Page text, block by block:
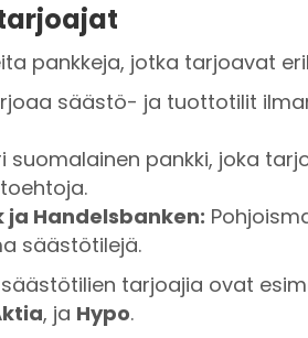
pankkeja, jotka tarjoavat
säästö- ja tuottotilit
suomalainen pankki, joka
ja Handelsbanken:
säästötilejä.
tarjoajia ovat
, ja Hypo.